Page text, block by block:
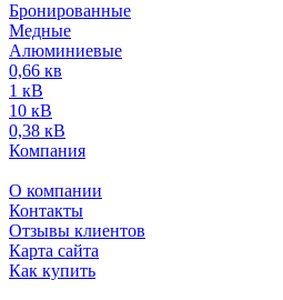
Бронированные
Медные
Алюминиевые
0,66 кв
1 кВ
10 кВ
0,38 кВ
Компания
О компании
Контакты
Отзывы клиентов
Карта сайта
Как купить